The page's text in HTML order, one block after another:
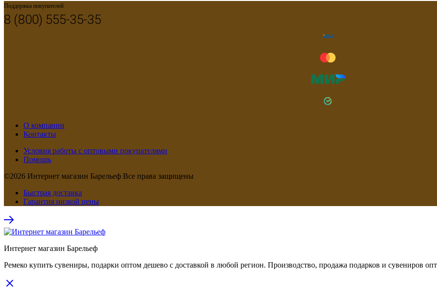
Поддержка покупателей
8 (800) 555-35-35
О компании
Контакты
Условия работы с оптовыми покупателями
Помощь
©2026 Интернет магазин Барельеф Все права защищены
Быстрая доставка
Гарантия низкой цены
Интернет магазин Барельеф
Ремеко купить сувениры, подарки оптом дешево с доставкой в любой регион. Производство, продажа подарков и сувениров